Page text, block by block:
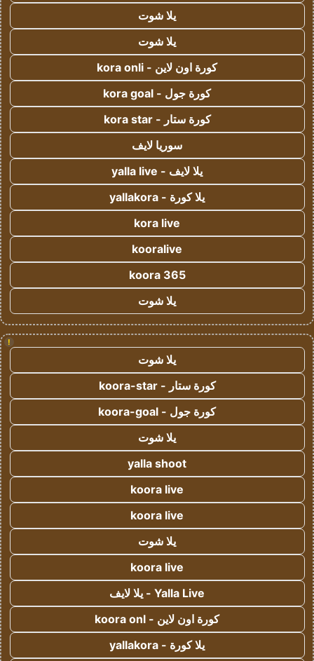
يلا شوت
يلا شوت
كورة اون لاين - kora onli
كورة جول - kora goal
كورة ستار - kora star
سوريا لايف
يلا لايف - yalla live
يلا كورة - yallakora
kora live
kooralive
koora 365
يلا شوت
!
يلا شوت
كورة ستار - koora-star
كورة جول - koora-goal
يلا شوت
yalla shoot
koora live
koora live
يلا شوت
koora live
Yalla Live - يلا لايف
كورة اون لاين - koora onl
يلا كورة - yallakora